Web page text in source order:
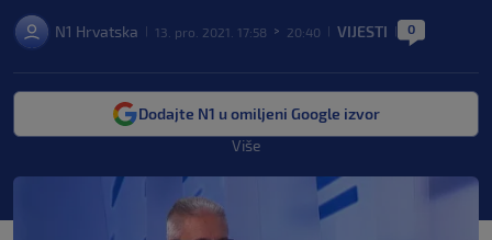
N1 Hrvatska 13. pro. 2021. 17:58 > 20:40 VIJESTI 0
Dodajte N1 u omiljeni Google izvor
Više